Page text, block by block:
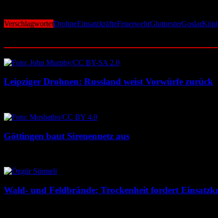
VerschlagwortetDrohneEinsatzkräfteFeuerwehrGlutnesterGoslar
Leipziger Drohnen: Russland weist Vorwürfe zurück
Göttingen baut Sirenennetz aus
Wald- und Feldbrände: Trockenheit fordert